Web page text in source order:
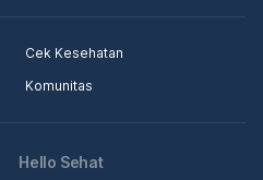
Cek Kesehatan
Komunitas
Hello Sehat